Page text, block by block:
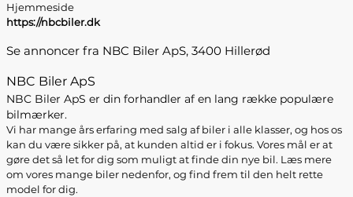
Hjemmeside
https://nbcbiler.dk
Se annoncer fra NBC Biler ApS, 3400 Hillerød
NBC Biler ApS
NBC Biler ApS er din forhandler af en lang række populære
bilmærker.
Vi har mange års erfaring med salg af biler i alle klasser, og hos os
kan du være sikker på, at kunden altid er i fokus. Vores mål er at
gøre det så let for dig som muligt at finde din nye bil. Læs mere
om vores mange biler nedenfor, og find frem til den helt rette
model for dig.